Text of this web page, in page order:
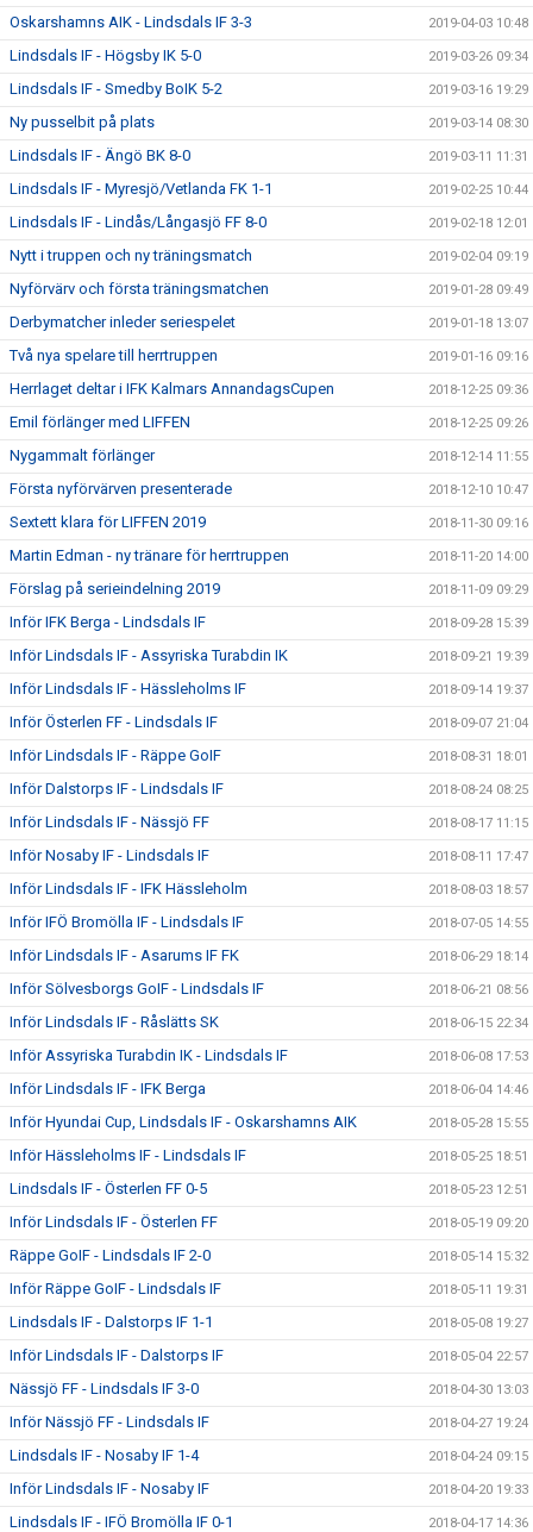
Oskarshamns AIK - Lindsdals IF 3-3 2019-04-03 10:48
Lindsdals IF - Högsby IK 5-0 2019-03-26 09:34
Lindsdals IF - Smedby BoIK 5-2 2019-03-16 19:29
Ny pusselbit på plats 2019-03-14 08:30
Lindsdals IF - Ängö BK 8-0 2019-03-11 11:31
Lindsdals IF - Myresjö/Vetlanda FK 1-1 2019-02-25 10:44
Lindsdals IF - Lindås/Långasjö FF 8-0 2019-02-18 12:01
Nytt i truppen och ny träningsmatch 2019-02-04 09:19
Nyförvärv och första träningsmatchen 2019-01-28 09:49
Derbymatcher inleder seriespelet 2019-01-18 13:07
Två nya spelare till herrtruppen 2019-01-16 09:16
Herrlaget deltar i IFK Kalmars AnnandagsCupen 2018-12-25 09:36
Emil förlänger med LIFFEN 2018-12-25 09:26
Nygammalt förlänger 2018-12-14 11:55
Första nyförvärven presenterade 2018-12-10 10:47
Sextett klara för LIFFEN 2019 2018-11-30 09:16
Martin Edman - ny tränare för herrtruppen 2018-11-20 14:00
Förslag på serieindelning 2019 2018-11-09 09:29
Inför IFK Berga - Lindsdals IF 2018-09-28 15:39
Inför Lindsdals IF - Assyriska Turabdin IK 2018-09-21 19:39
Inför Lindsdals IF - Hässleholms IF 2018-09-14 19:37
Inför Österlen FF - Lindsdals IF 2018-09-07 21:04
Inför Lindsdals IF - Räppe GoIF 2018-08-31 18:01
Inför Dalstorps IF - Lindsdals IF 2018-08-24 08:25
Inför Lindsdals IF - Nässjö FF 2018-08-17 11:15
Inför Nosaby IF - Lindsdals IF 2018-08-11 17:47
Inför Lindsdals IF - IFK Hässleholm 2018-08-03 18:57
Inför IFÖ Bromölla IF - Lindsdals IF 2018-07-05 14:55
Inför Lindsdals IF - Asarums IF FK 2018-06-29 18:14
Inför Sölvesborgs GoIF - Lindsdals IF 2018-06-21 08:56
Inför Lindsdals IF - Råslätts SK 2018-06-15 22:34
Inför Assyriska Turabdin IK - Lindsdals IF 2018-06-08 17:53
Inför Lindsdals IF - IFK Berga 2018-06-04 14:46
Inför Hyundai Cup, Lindsdals IF - Oskarshamns AIK 2018-05-28 15:55
Inför Hässleholms IF - Lindsdals IF 2018-05-25 18:51
Lindsdals IF - Österlen FF 0-5 2018-05-23 12:51
Inför Lindsdals IF - Österlen FF 2018-05-19 09:20
Räppe GoIF - Lindsdals IF 2-0 2018-05-14 15:32
Inför Räppe GoIF - Lindsdals IF 2018-05-11 19:31
Lindsdals IF - Dalstorps IF 1-1 2018-05-08 19:27
Inför Lindsdals IF - Dalstorps IF 2018-05-04 22:57
Nässjö FF - Lindsdals IF 3-0 2018-04-30 13:03
Inför Nässjö FF - Lindsdals IF 2018-04-27 19:24
Lindsdals IF - Nosaby IF 1-4 2018-04-24 09:15
Inför Lindsdals IF - Nosaby IF 2018-04-20 19:33
Lindsdals IF - IFÖ Bromölla IF 0-1 2018-04-17 14:36